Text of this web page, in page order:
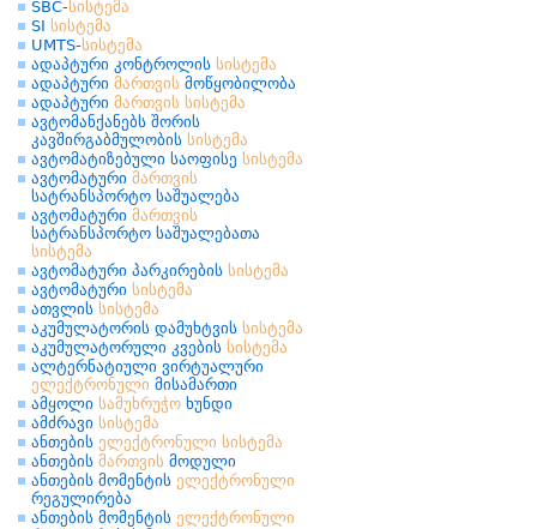
SBC-სისტემა
SI სისტემა
UMTS-სისტემა
ადაპტური კონტროლის სისტემა
ადაპტური მართვის მოწყობილობა
ადაპტური მართვის სისტემა
ავტომანქანებს შორის
კავშირგაბმულობის სისტემა
ავტომატიზებული საოფისე სისტემა
ავტომატური მართვის
სატრანსპორტო საშუალება
ავტომატური მართვის
სატრანსპორტო საშუალებათა
სისტემა
ავტომატური პარკირების სისტემა
ავტომატური სისტემა
ათვლის სისტემა
აკუმულატორის დამუხტვის სისტემა
აკუმულატორული კვების სისტემა
ალტერნატიული ვირტუალური
ელექტრონული მისამართი
ამყოლი სამუხრუჭო ხუნდი
ამძრავი სისტემა
ანთების ელექტრონული სისტემა
ანთების მართვის მოდული
ანთების მომენტის ელექტრონული
რეგულირება
ანთების მომენტის ელექტრონული